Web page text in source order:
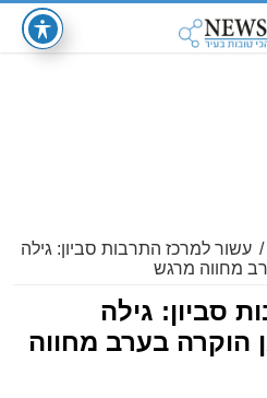
/ עשור למרכז התרבות סביון: גילה
מחווה מרגש
סביון: גילה
הוקרה בערב מחווה